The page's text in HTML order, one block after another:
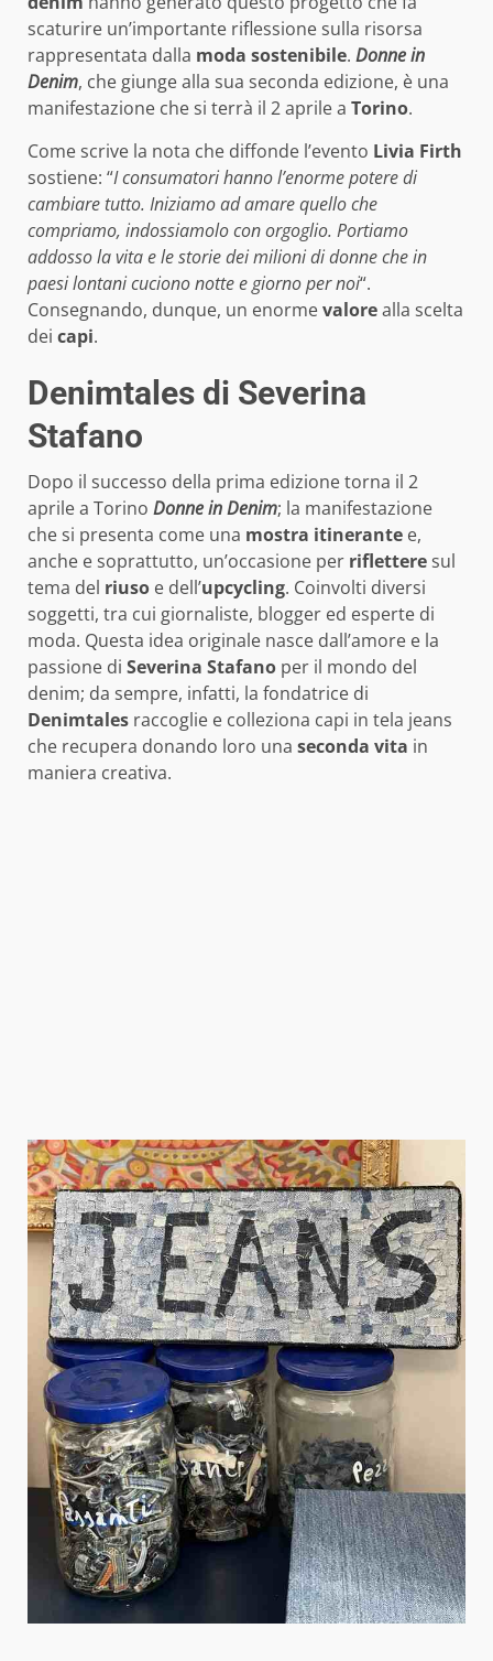
scaturire un’importante riflessione sulla risorsa
rappresentata dalla moda sostenibile. Donne in
Denim, che giunge alla sua seconda edizione, è una
manifestazione che si terrà il 2 aprile a Torino.
Come scrive la nota che diffonde l’evento Livia Firth
sostiene: “I consumatori hanno l’enorme potere di
cambiare tutto. Iniziamo ad amare quello che
compriamo, indossiamolo con orgoglio. Portiamo
addosso la vita e le storie dei milioni di donne che in
paesi lontani cuciono notte e giorno per noi“.
Consegnando, dunque, un enormevalorealla scelta
dei capi.
Denimtales di Severina
Stafano
Dopo il successo della prima edizione torna il 2
aprile a Torino Donne in Denim; la manifestazione
che si presenta come una mostra itinerante e,
anche e soprattutto, un’occasione per rifletteresul
tema del riuso e dell’upcycling. Coinvolti diversi
soggetti, tra cui giornaliste, blogger ed esperte di
moda. Questa idea originale nasce dall’amore e la
passione di Severina Stafano per il mondo del
denim; da sempre, infatti, la fondatrice di
Denimtales raccoglie e colleziona capi in tela jeans
che recupera donando loro una seconda vita in
maniera creativa.